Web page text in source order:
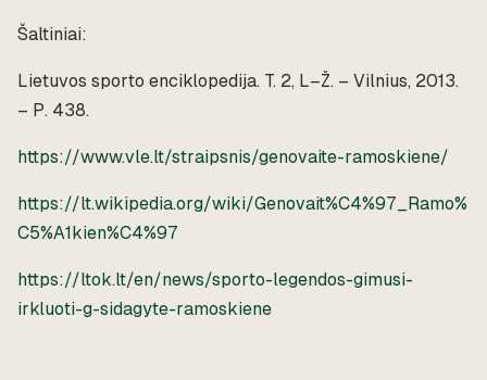
Šaltiniai:
Lietuvos sporto enciklopedija. T. 2, L–Ž. – Vilnius, 2013.
– P. 438.
https://www.vle.lt/straipsnis/genovaite-ramoskiene/
https://lt.wikipedia.org/wiki/Genovait%C4%97_Ramo%
C5%A1kien%C4%97
https://ltok.lt/en/news/sporto-legendos-gimusi-
irkluoti-g-sidagyte-ramoskiene